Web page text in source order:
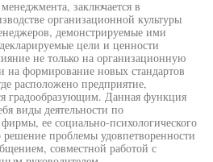
заключается в
организационной культуры
демонстрируемые ими
цели и ценности
не только на организационную
на формирование новых стандартов
расположено предприятие,
градообразующим. Данная функция
виды деятельности по
ее социально-психологического
проблемы удовпетворенности
совместной работой с